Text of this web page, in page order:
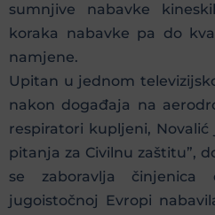
sumnjive nabavke
koraka nabavke pa do
namjene.
Upitan u jednom
nakon događaja na
respiratori kupljeni, Novalić
pitanja za Civilnu zaštitu”,
se zaboravlja
jugoistočnoj Evropi